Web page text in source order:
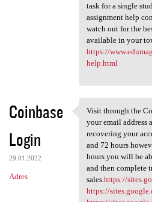
task for a single
assignment help
watch out for the
available in your
https://
help.html
Coinbase
Login
29.01.2022
Adres
Visit through
Visit through the
your email address
recovering your
and 72 hours
hours you will be
and then complete
sales. https://
https://